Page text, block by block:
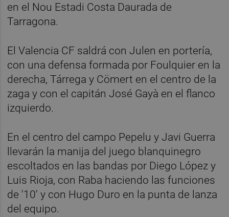
en el Nou Estadi Costa Daurada de
Tarragona.
El Valencia CF saldrá con Julen en portería,
con una defensa formada por Foulquier en la
derecha, Tárrega y Cömert en el centro de la
zaga y con el capitán José Gayà en el flanco
izquierdo.
En el centro del campo Pepelu y Javi Guerra
llevarán la manija del juego blanquinegro
escoltados en las bandas por Diego López y
Luis Rioja, con Raba haciendo las funciones
de '10' y con Hugo Duro en la punta de lanza
del equipo.